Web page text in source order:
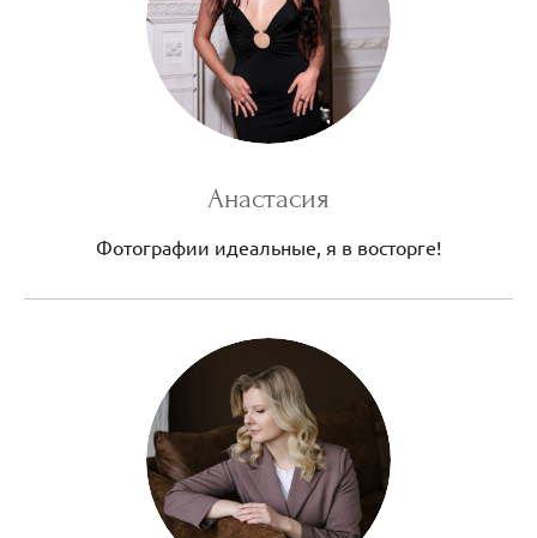
Анастасия
Фотографии идеальные, я в восторге!